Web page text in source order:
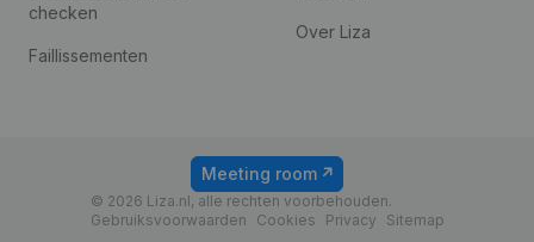
checken
Faillissementen
Over Liza
© 2026 Liza.nl, alle rechten voorbehouden.
Gebruiksvoorwaarden
Cookies Privacy Sitemap
Meeting room